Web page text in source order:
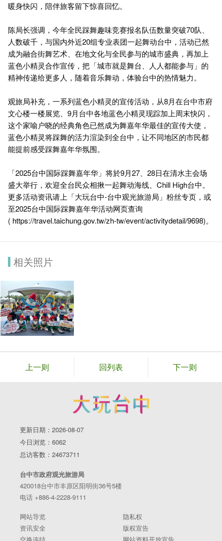
暖身快闪，陪伴旅客留下惊喜回忆。
陈局长强调，今年全民踩舞趣味竞赛报名队伍数量突破70队、
人数破千，与国内外近20组专业表团一起舞动台中，活动已然
成为融合街舞艺术、在地文化与全民参与的城市盛典，再加上
蓝色小精灵合作宣传，把「城市就是舞台、人人都能参与」的
精神传递给更多人，随着音乐舞动，体验台中的热情魅力。
观旅局补充，一系列蓝色小精灵的宣传活动，从8月在台中市府
文心楼一楼展览、9月台中各地蓝色小精灵现踪加上周末快闪，
这个家喻户晓的经典角色已然成为舞嘉年华最佳的宣传大使，
蓝色小精灵将踩舞的活力渲染到全台中，让不同地区的市民都
能提前感受踩舞嘉年华氛围。
「2025台中国际踩舞嘉年华」将於9月27、28日在清水主会场
盛大举行，欢迎全台民众相揪一起舞动海线、Chill High台中。
更多活动资讯请上「大玩台中-台中观光旅游局」粉丝专页，或
至2025台中国际踩舞嘉年华活动网页查询
( https://travel.taichung.gov.tw/zh-tw/event/activitydetail/9698)。
相关照片
上一则 回列表 下一则
更新日期：2026-08-07
今日浏览：6062
总访客数：24673711
台中市政府观光旅游局
420018台中市丰原区阳明街36号5楼
电话 +886-4-2228-9111
网站导览
隐私权
资讯安全
版权宣告